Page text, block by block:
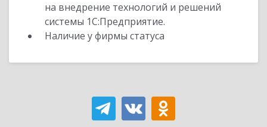
на внедрение технологий и решений
системы 1С:Предприятие.
Наличие у фирмы статуса